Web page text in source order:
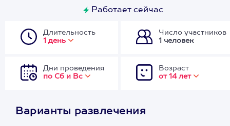
Работает сейчас
Длительность
1 день
Число участников
1 человек
Дни проведения
по Сб и Вс
Возраст
от 14 лет
Варианты развлечения